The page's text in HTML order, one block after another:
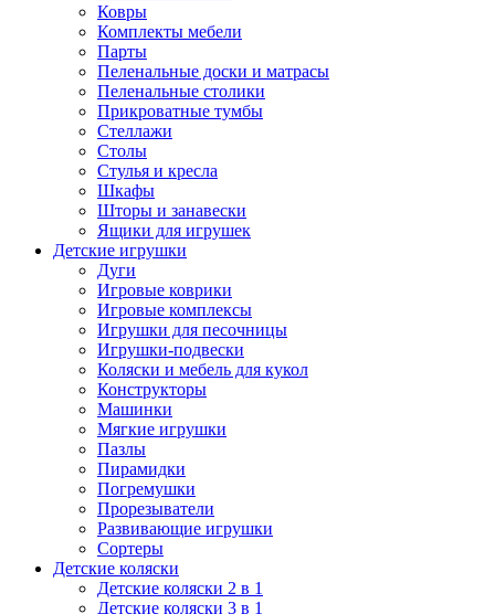
Ковры
Комплекты мебели
Парты
Пеленальные доски и матрасы
Пеленальные столики
Прикроватные тумбы
Стеллажи
Столы
Стулья и кресла
Шкафы
Шторы и занавески
Ящики для игрушек
Детские игрушки
Дуги
Игровые коврики
Игровые комплексы
Игрушки для песочницы
Игрушки-подвески
Коляски и мебель для кукол
Конструкторы
Машинки
Мягкие игрушки
Пазлы
Пирамидки
Погремушки
Прорезыватели
Развивающие игрушки
Сортеры
Детские коляски
Детские коляски 2 в 1
Детские коляски 3 в 1